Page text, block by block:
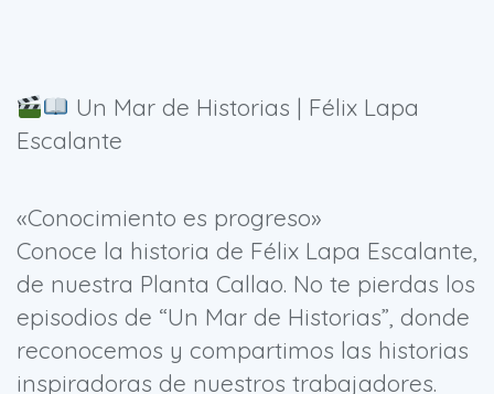
Un Mar de Historias | Félix Lapa
Escalante
«Conocimiento es progreso»
Conoce la historia de Félix Lapa Escalante,
de nuestra Planta Callao. No te pierdas los
episodios de “Un Mar de Historias”, donde
reconocemos y compartimos las historias
inspiradoras de nuestros trabajadores.